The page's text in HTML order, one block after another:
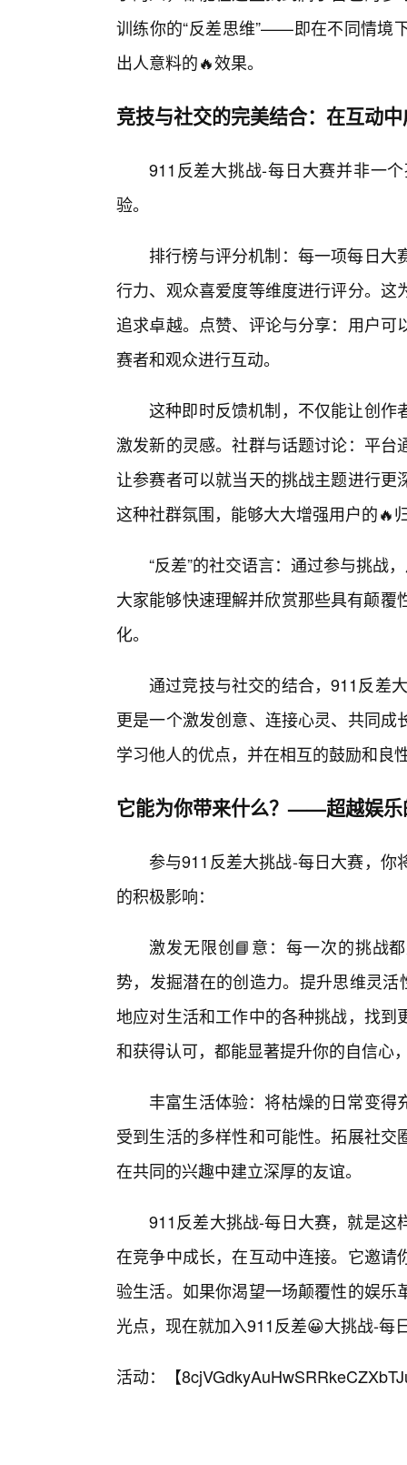
训练你的“反差思维”——即在不同情境
出人意料的🔥效果。
竞技与社交的完美结合：在互动
911反差大挑战-每日大赛并非一
验。
排行榜与评分机制：每一项每日
行力、观众喜爱度等维度进行评分。
追求卓越。点赞、评论与分享：用户
赛者和观众进行互动。
这种即时反馈机制，不仅能让创作
激发新的灵感。社群与话题讨论：平
让参赛者可以就当天的挑战主题进行
这种社群氛围，能够大大增强用户的🔥
“反差”的社交语言：通过参与挑战
大家能够快速理解并欣赏那些具有颠
化。
通过竞技与社交的结合，911反差
更是一个激发创意、连接心灵、共同
学习他人的优点，并在相互的鼓励和良
它能为你带来什么？——超越娱乐
参与911反差大挑战-每日大赛，
的积极影响：
激发无限创📘意：每一次的挑战
势，发掘潜在的创造力。提升思维灵
地应对生活和工作中的各种挑战，找
和获得认可，都能显著提升你的自信心
丰富生活体验：将枯燥的日常变
受到生活的多样性和可能性。拓展社
在共同的兴趣中建立深厚的友谊。
911反差大挑战-每日大赛，就是这
在竞争中成长，在互动中连接。它邀
验生活。如果你渴望一场颠覆性的娱
光点，现在就加入911反差😀大挑战-每
活动：【